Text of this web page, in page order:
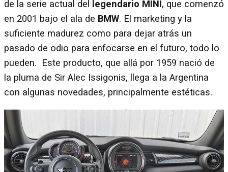
de la serie actual del legendario MINI, que comenzó
en 2001 bajo el ala de BMW. El marketing y la
suficiente madurez como para dejar atrás un
pasado de odio para enfocarse en el futuro, todo lo
pueden. Este producto, que allá por 1959 nació de
la pluma de Sir Alec Issigonis, llega a la Argentina
con algunas novedades, principalmente estéticas.